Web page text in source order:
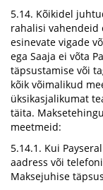
5.14. Kõikidel
rahalisi vahendeid
esinevate vigade
ega Saaja ei võta
täpsustamise või
kõik võimalikud
üksikasjalikumat
täita.
meetmeid:
5.14.1. Kui
aadress või
Maksejuhise